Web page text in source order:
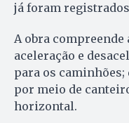
já foram
A obra compreende
aceleração e
para os
por meio de
horizontal.